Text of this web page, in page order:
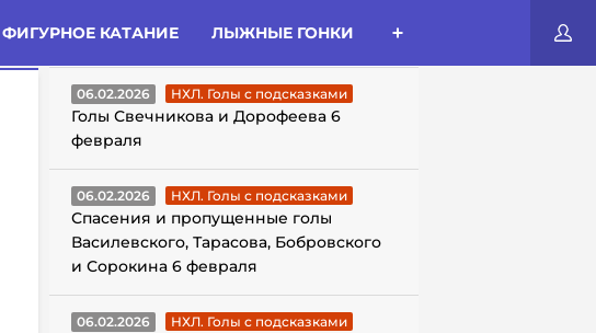
ФИГУРНОЕ КАТАНИЕ ЛЫЖНЫЕ ГОНКИ
ГОЛЫ С ПОДСКАЗКАМИ
06.02.2026 НХЛ. Голы с подсказками
Голы Свечникова и Дорофеева 6
февраля
06.02.2026 НХЛ. Голы с подсказками
Спасения и пропущенные голы
Василевского, Тарасова, Бобровского
и Сорокина 6 февраля
06.02.2026 НХЛ. Голы с подсказками